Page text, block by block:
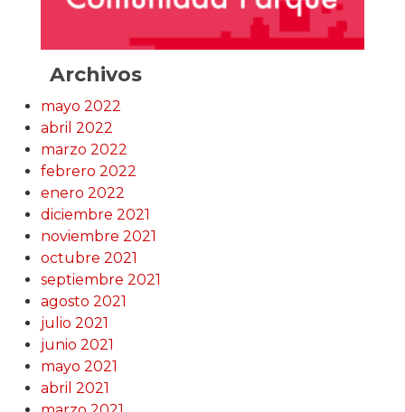
Archivos
mayo 2022
abril 2022
marzo 2022
febrero 2022
enero 2022
diciembre 2021
noviembre 2021
octubre 2021
septiembre 2021
agosto 2021
julio 2021
junio 2021
mayo 2021
abril 2021